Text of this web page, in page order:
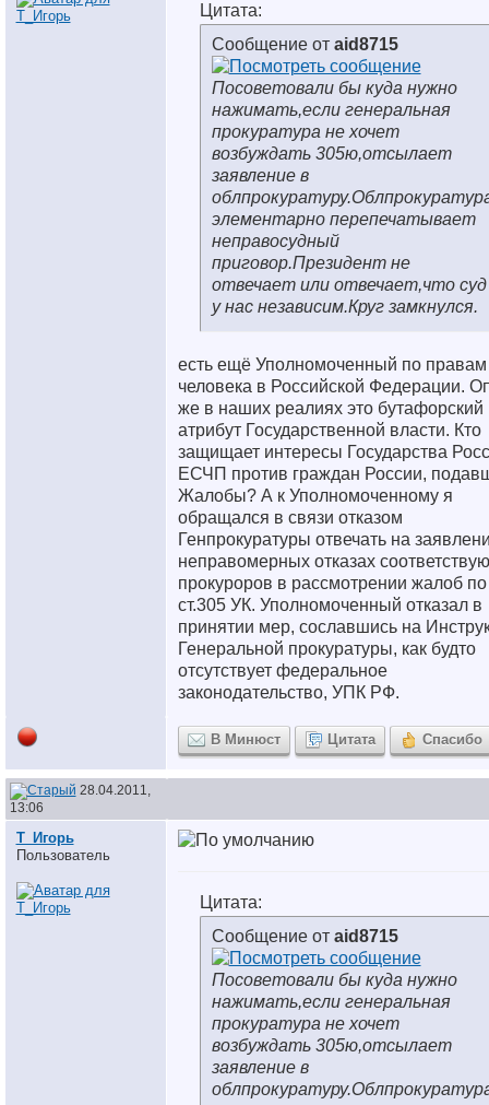
Цитата:
Сообщение от aid8715
Посоветовали бы куда нужно
нажимать,если генеральная
прокуратура не хочет
возбуждать 305ю,отсылает
заявление в
элементарно перепечатывает
неправосудный
приговор.Президент не
отвечает или отвечает,что суд
у нас независим.Круг замкнулся.
есть ещё Уполномоченный по правам
человека в Российской Федерации.
же в наших реалиях это бутафорский
атрибут Государственной власти. Кто
защищает интересы Государства
ЕСЧП против граждан России,
Жалобы? А к Уполномоченному я
обращался в связи отказом
Генпрокуратуры отвечать на
неправомерных отказах
прокуроров в рассмотрении жалоб по
ст.305 УК. Уполномоченный отказал в
принятии мер, сославшись на
Генеральной прокуратуры, как будто
отсутствует федеральное
законодательство, УПК РФ.
В Минюст Цитата Спасибо
28.04.2011,
13:06
Т_Игорь
Пользователь
Цитата:
Сообщение от aid8715
Посоветовали бы куда нужно
нажимать,если генеральная
прокуратура не хочет
возбуждать 305ю,отсылает
заявление в